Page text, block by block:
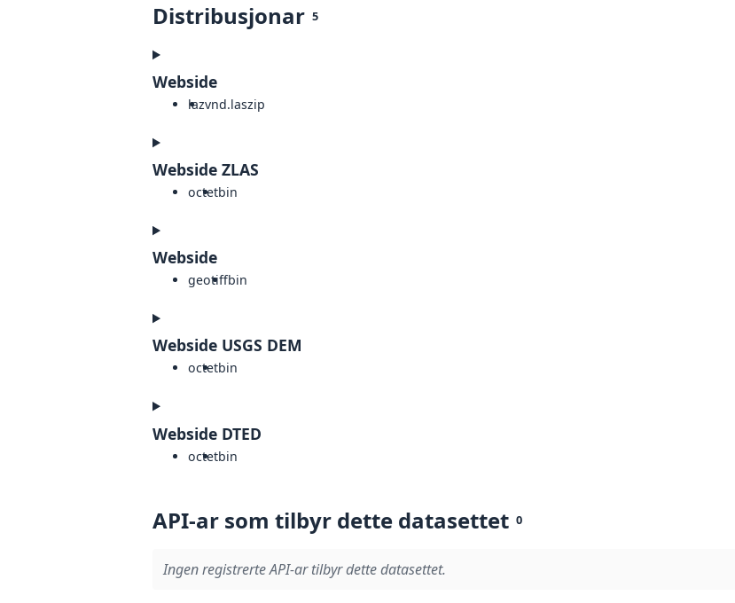
Distribusjonar 5
Webside
lazvnd.laszip
Webside ZLAS
octetbin
Webside
geotiffbin
Webside USGS DEM
octetbin
Webside DTED
octetbin
API-ar som tilbyr dette datasettet 0
Ingen registrerte API-ar tilbyr dette datasettet.